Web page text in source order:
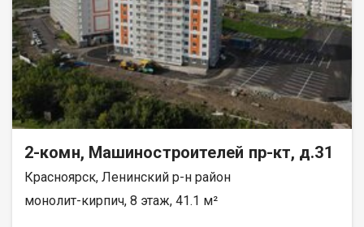
району. Бесшумные современные лифты. Наземные
автостоянки на 175 и 297 машино-мест.
2-комн, Машиностроителей пр-кт, д.31
Красноярск, Ленинский р-н район
монолит-кирпич, 8 этаж, 41.1 м²